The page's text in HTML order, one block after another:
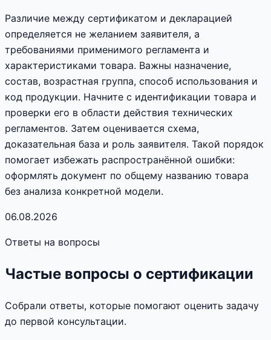
Различие между сертификатом и декларацией
определяется не желанием заявителя, а
требованиями применимого регламента и
характеристиками товара. Важны назначение,
состав, возрастная группа, способ использования и
код продукции. Начните с идентификации товара и
проверки его в области действия технических
регламентов. Затем оценивается схема,
доказательная база и роль заявителя. Такой порядок
помогает избежать распространённой ошибки:
оформлять документ по общему названию товара
без анализа конкретной модели.
06.08.2026
Ответы на вопросы
Частые вопросы о сертификации
Собрали ответы, которые помогают оценить задачу
до первой консультации.